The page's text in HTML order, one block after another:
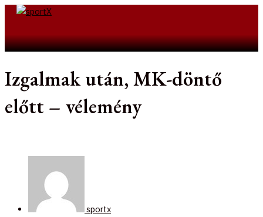
Skip
Izgalmak után, MK-döntő
előtt – vélemény
sportx